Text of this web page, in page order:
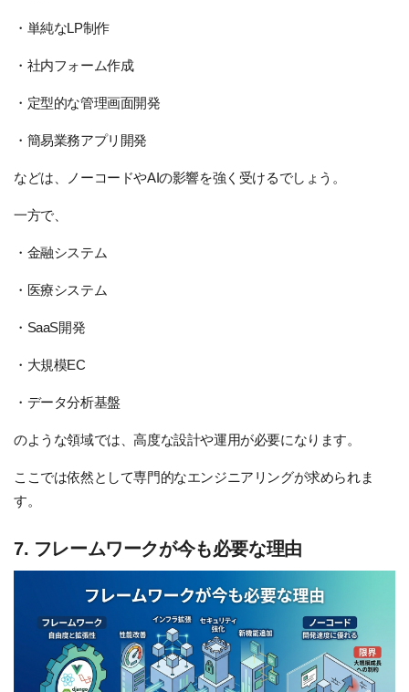
・単純なLP制作
・社内フォーム作成
・定型的な管理画面開発
・簡易業務アプリ開発
などは、ノーコードやAIの影響を強く受けるでしょう。
一方で、
・金融システム
・医療システム
・SaaS開発
・大規模EC
・データ分析基盤
のような領域では、高度な設計や運用が必要になります。
ここでは依然として専門的なエンジニアリングが求められま
す。
7. フレームワークが今も必要な理由